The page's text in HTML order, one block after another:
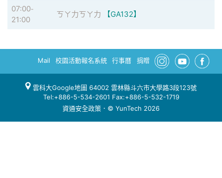
07:00-
21:00
ㄎㄚ力ㄎㄚ力 【GA132】
Mail 校園活動報名系統 行事曆 捐贈
雲科大Google地圖 64002 雲林縣斗六市大學路3段123號
Tel:+886-5-534-2601 Fax:+886-5-532-1719
資通安全政策 ．© YunTech 2026